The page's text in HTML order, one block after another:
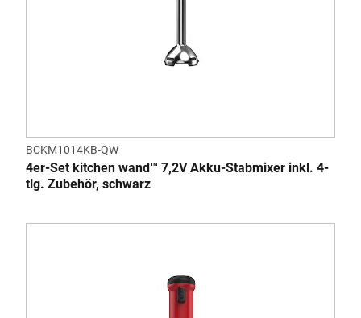
BCKM1014KB-QW
4er-Set kitchen wand™ 7,2V Akku-Stabmixer inkl. 4-
tlg. Zubehör, schwarz